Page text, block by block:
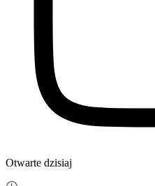
Otwarte dzisiaj